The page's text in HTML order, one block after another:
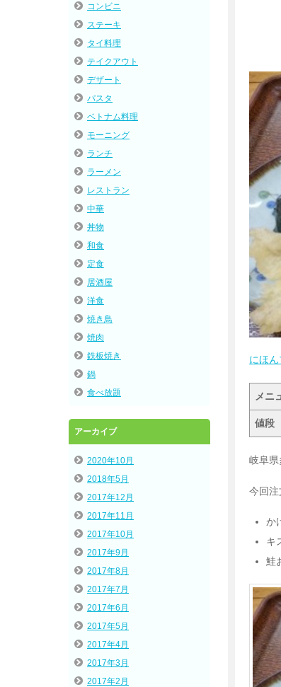
にほ
メニ
値段
岐阜
今回注
か
キ
鮭
コンビニ
ステーキ
タイ料理
テイクアウト
デザート
パスタ
ベトナム料理
モーニング
ランチ
ラーメン
レストラン
中華
丼物
和食
定食
居酒屋
洋食
焼き鳥
焼肉
鉄板焼き
鍋
食べ放題
アーカイブ
2020年10月
2018年5月
2017年12月
2017年11月
2017年10月
2017年9月
2017年8月
2017年7月
2017年6月
2017年5月
2017年4月
2017年3月
2017年2月